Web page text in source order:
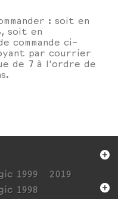
: soit en
soit en
commande ci-
par courrier
de 7 à l'ordre de
1999
1998
2019